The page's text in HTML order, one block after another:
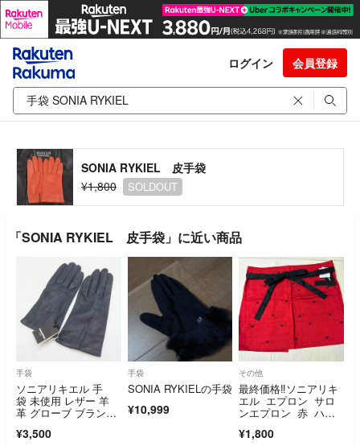
ログイン 会員登録
SONIA RYKIEL 皮手袋
¥1,800
SOLDOUT
「SONIA RYKIEL 皮手袋」に近い商品
手袋
ソニアリキエル 手
袋 未使用 レザー 羊
革 グローブ ブラン
イビー Sonia Rykiel
¥3,500
手袋
SONIA RYKIELの手袋
¥10,999
その他
最終価格‼︎ソニアリキ
エル エプロン サロ
ンエプロン 赤 ハー
¥1,800